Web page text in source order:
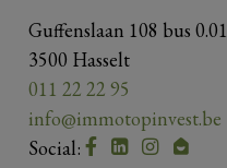
Guffenslaan 108 bus 0.01
3500 Hasselt
011 22 22 95
info@immotopinvest.be
Social: